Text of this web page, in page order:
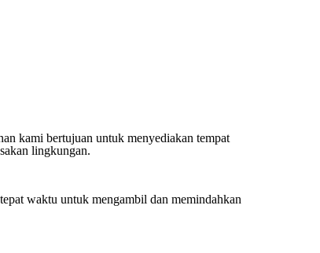
kami bertujuan untuk menyediakan tempat
lingkungan.
waktu untuk mengambil dan memindahkan